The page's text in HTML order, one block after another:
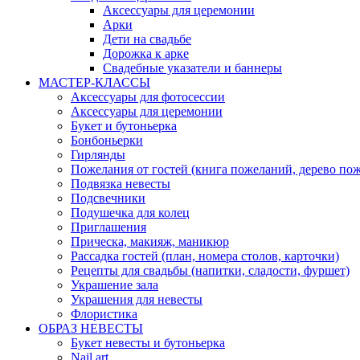
Аксессуары для церемонии
Арки
Дети на свадьбе
Дорожка к арке
Свадебные указатели и баннеры
МАСТЕР-КЛАССЫ
Аксессуары для фотосессии
Аксессуары для церемонии
Букет и бутоньерка
Бонбоньерки
Гирлянды
Пожелания от гостей (книга пожеланий, дерево
Подвязка невесты
Подсвечники
Подушечка для колец
Приглашения
Прическа, макияж, маникюр
Рассадка гостей (план, номера столов, карточки)
Рецепты для свадьбы (напитки, сладости, фуршет)
Украшение зала
Украшения для невесты
Флористика
ОБРАЗ НЕВЕСТЫ
Букет невесты и бутоньерка
Nail art